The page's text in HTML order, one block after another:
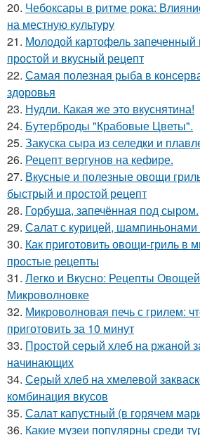
20. Чебоксары в ритме рока:
на местную культуру
21. Молодой картофель запеченный
простой и вкусный рецепт
22. Самая полезная рыба в
здоровья
23. Нудли. Какая же это вкуснятина!
24. Бутерброды "Крабовые Цветы".
25. Закуска сыра из селедки и
26. Рецепт вергунов на кефире.
27. Вкусные и полезные овощи
быстрый и простой рецепт
28. Горбуша, запечённая под сыром.
29. Салат с курицей,
30. Как приготовить овощи-гриль в
простые рецепты
31. Легко и Вкусно: Рецепты
Микроволновке
32. Микроволновая печь с грилем:
приготовить за 10 минут
33. Простой серый хлеб на ржаной
начинающих
34. Серый хлеб на хмелевой
комбинация вкусов
35. Салат капустный (в горячем
36. Какие музеи популярны среди